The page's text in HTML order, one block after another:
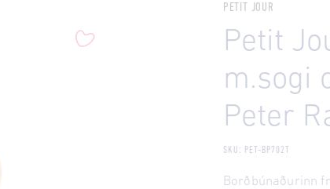
PETIT JOUR
Petit
m.sogi
Peter
SKU: PET-BP702T
Borðbúnaðurinn